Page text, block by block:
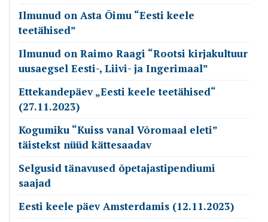
Ilmunud on Asta Õimu “Eesti keele
teetähised”
Ilmunud on Raimo Raagi “Rootsi kirjakultuur
uusaegsel Eesti-, Liivi- ja Ingerimaal”
Ettekandepäev „Eesti keele teetähised“
(27.11.2023)
Kogumiku “Kuiss vanal Võromaal eleti”
täistekst nüüd kättesaadav
Selgusid tänavused õpetajastipendiumi
saajad
Eesti keele päev Amsterdamis (12.11.2023)